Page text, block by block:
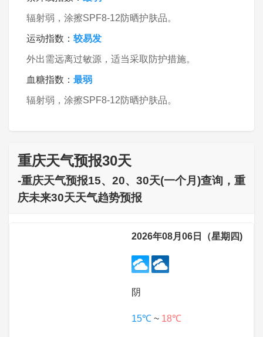
辐射弱，涂擦SPF8-12防晒护肤品。
运动指数： 较易发
外出需远离过敏源，适当采取防护措施。
血糖指数： 最弱
辐射弱，涂擦SPF8-12防晒护肤品。
重庆天气预报30天
-重庆天气预报15、20、30天(一个月)查询，重
庆未来30天天气趋势预报
2026年08月06日（星期四)
阴
15℃ ~ 18℃